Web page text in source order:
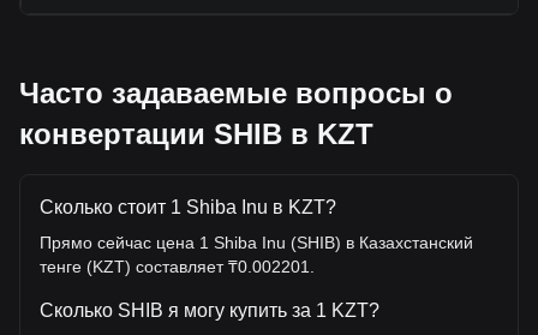
Часто задаваемые вопросы о
конвертации SHIB в KZT
Сколько стоит 1 Shiba Inu в KZT?
Прямо сейчас цена 1 Shiba Inu (SHIB) в Казахстанский
тенге (KZT) составляет ₸0.002201.
Сколько SHIB я могу купить за 1 KZT?